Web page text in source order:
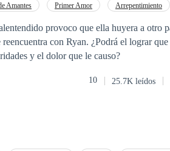
Amantes Primer Amor Arrepentimiento
provoco que ella huyera a otro
con Ryan. ¿Podrá el lograr
y el dolor que le causo?
10 25.7K leídos